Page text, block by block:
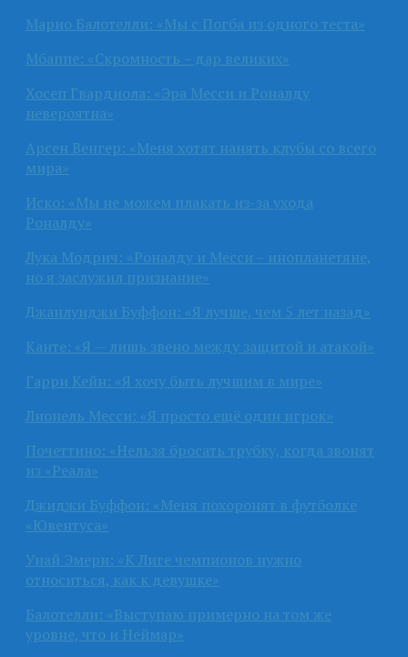
Марио Балотелли: «Мы с Погба из одного теста»
Мбаппе: «Скромность – дар великих»
Хосеп Гвардиола: «Эра Месси и Роналду
невероятна»
Арсен Венгер: «Меня хотят нанять клубы со всего
мира»
Иско: «Мы не можем плакать из-за ухода
Роналду»
Лука Модрич: «Роналду и Месси – инопланетяне,
но я заслужил признание»
Джанлуиджи Буффон: «Я лучше, чем 5 лет назад»
Канте: «Я — лишь звено между защитой и атакой»
Гарри Кейн: «Я хочу быть лучшим в мире»
Лионель Месси: «Я просто ещё один игрок»
Почеттино: «Нельзя бросать трубку, когда звонят
из «Реала»
Джиджи Буффон: «Меня похоронят в футболке
«Ювентуса»
Унай Эмери: «К Лиге чемпионов нужно
относиться, как к девушке»
Балотелли: «Выступаю примерно на том же
уровне, что и Неймар»